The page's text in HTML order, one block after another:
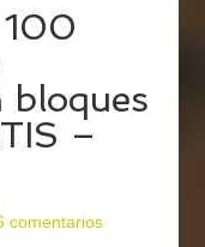
100
bloques
–
comentarios